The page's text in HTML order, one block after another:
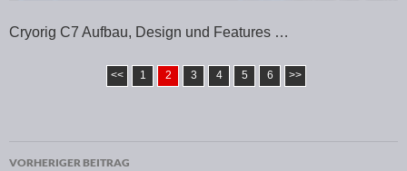
Cryorig C7 Aufbau, Design und Features …
<< 1 2 3 4 5 6 >>
VORHERIGER BEITRAG